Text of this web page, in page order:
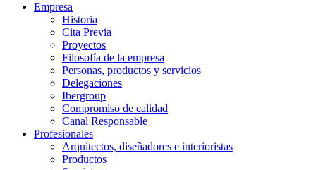
Empresa
Historia
Cita Previa
Proyectos
Filosofía de la empresa
Personas, productos y servicios
Delegaciones
Ibergroup
Compromiso de calidad
Canal Responsable
Profesionales
Arquitectos, diseñadores e interioristas
Productos